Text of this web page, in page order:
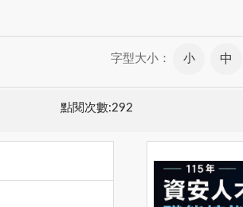
字型大小： 小 中
點閱次數:292